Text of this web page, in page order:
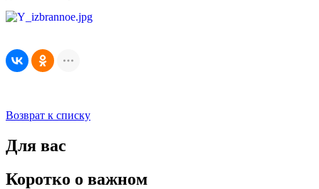
Возврат к списку
Для вас
Коротко о важном